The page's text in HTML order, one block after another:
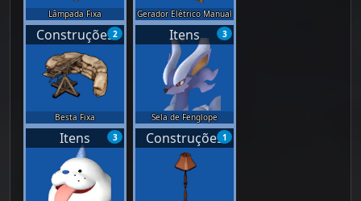
Lâmpada Fixa
Gerador Elétrico Manual
2
Construções
Besta Fixa
3
Itens
Sela de Fenglope
3
Itens 1
Construções